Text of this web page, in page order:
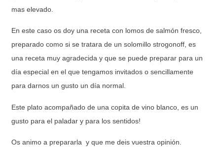
mas elevado.
En este caso os doy una receta con lomos de salmón fresco,
preparado como si se tratara de un solomillo strogonoff, es
una receta muy agradecida y que se puede preparar para un
día especial en el que tengamos invitados o sencillamente
para darnos un gusto un día normal.
Este plato acompañado de una copita de vino blanco, es un
gusto para el paladar y para los sentidos!
Os animo a prepararla y que me deis vuestra opinión.